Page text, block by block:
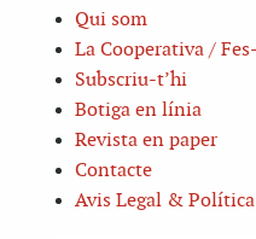
Qui som
La Cooperativa /
Subscriu-t’hi
Botiga en línia
Revista en paper
Contacte
Avis Legal &